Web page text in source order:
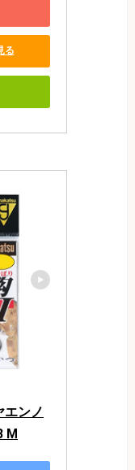
る
ンノ
M